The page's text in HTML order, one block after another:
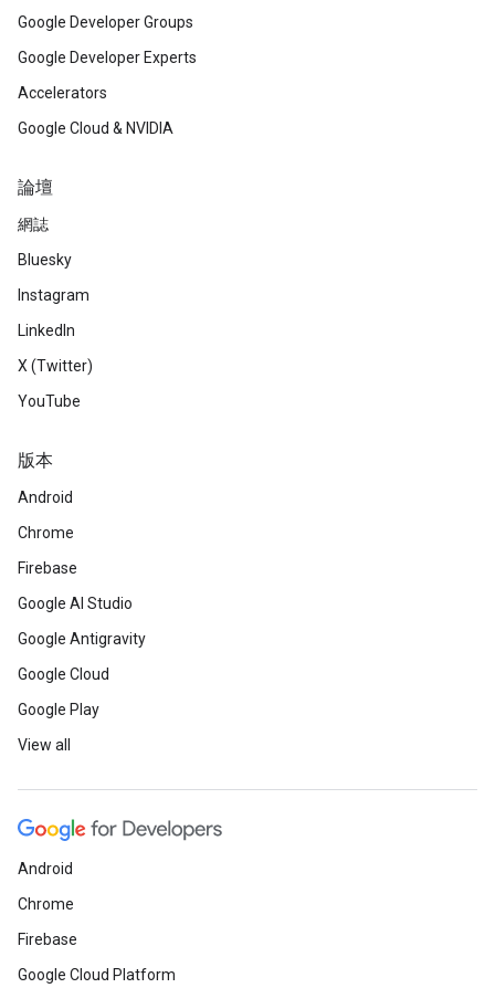
Google Developer Groups
Google Developer Experts
Accelerators
Google Cloud & NVIDIA
論壇
網誌
Bluesky
Instagram
LinkedIn
X (Twitter)
YouTube
版本
Android
Chrome
Firebase
Google AI Studio
Google Antigravity
Google Cloud
Google Play
View all
Android
Chrome
Firebase
Google Cloud Platform